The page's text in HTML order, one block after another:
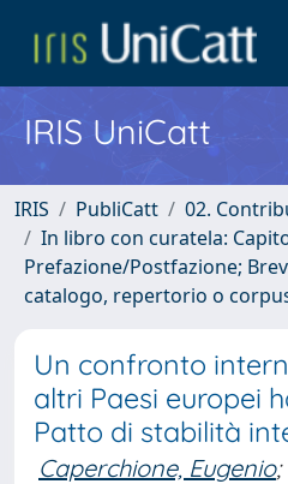
IRIS UniCatt
IRIS PubliCatt
02.
In libro con curatela:
Prefazione/Postfazione;
catalogo, repertorio o
Un confronto
altri Paesi europei
Patto di stabilità
Caperchione, Eugenio;